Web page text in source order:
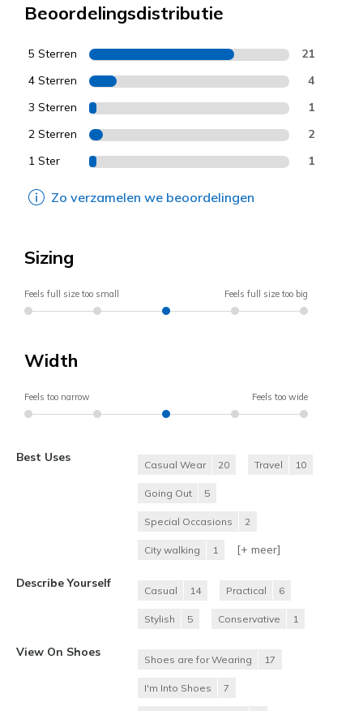
Beoordelingsdistributie
5 Sterren 21
4 Sterren 4
3 Sterren 1
2 Sterren 2
1 Ster 1
Zo verzamelen we beoordelingen
Sizing
Feels full size too small Feels full size too big
Width
Feels too narrow Feels too wide
Best Uses
Casual Wear 20 Travel 10
Going Out 5
Special Occasions 2
City walking 1 [+ meer]
Describe Yourself
Casual 14 Practical 6
Stylish 5 Conservative 1
View On Shoes
Shoes are for Wearing 17
I'm Into Shoes 7